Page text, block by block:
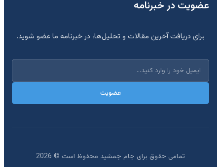
عضویت در خبرنامه
برای دریافت آخرین مقالات و تحلیل‌ها، در خبرنامه ما عضو شوید.
عضویت
تمامی حقوق برای جام جمشید محفوظ است © 2026